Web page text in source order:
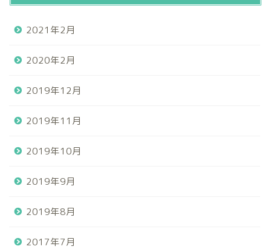
2021年2月
2020年2月
2019年12月
2019年11月
2019年10月
2019年9月
2019年8月
2017年7月